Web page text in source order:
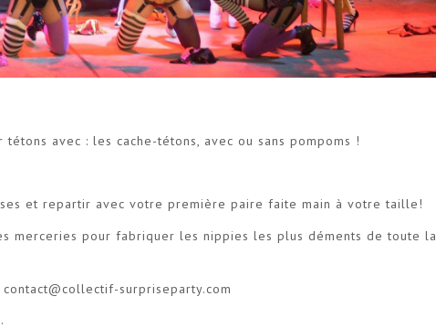
avec : les cache-tétons, avec ou sans pompoms !
et repartir avec votre première paire faite main à votre taille!
merceries pour fabriquer les nippies les plus déments de toute la
contact@collectif-surpriseparty.com